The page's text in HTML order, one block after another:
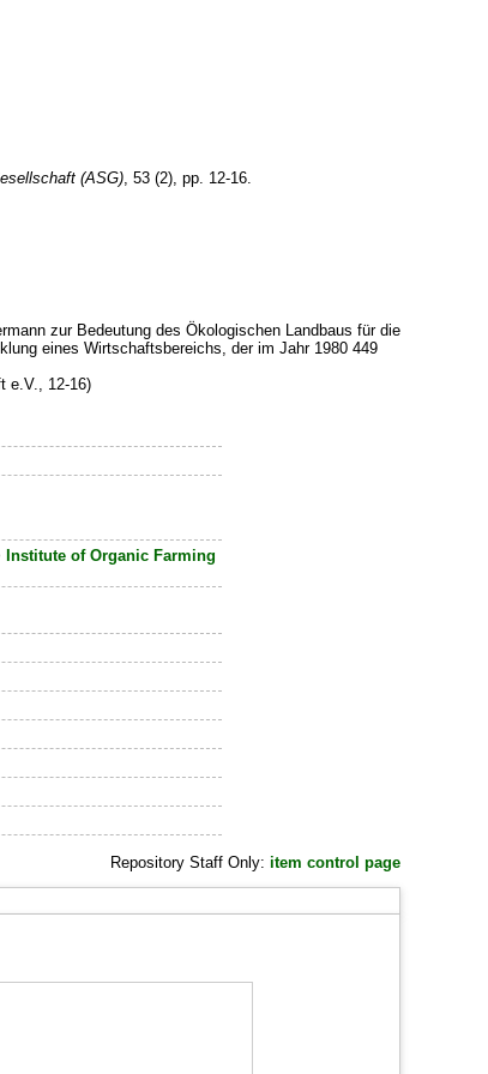
(ASG), 53 (2), pp. 12-16.
zur Bedeutung des Ökologischen Landbaus für die
eines Wirtschaftsbereichs, der im Jahr 1980 449
e.V., 12-16)
Institute of Organic Farming
Repository Staff Only: item control page